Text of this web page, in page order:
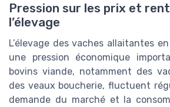
Pression sur les prix et
l’élevage
L’élevage des vaches allaitantes
une pression économique
bovins viande, notamment des
des veaux boucherie, fluctuent
demande du marché et la